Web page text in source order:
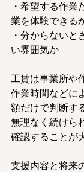
・希望する作業
業を体験できる
・分からないと
い雰囲気か
工賃は事業所や
作業時間などに
額だけで判断す
無理なく続けら
確認することが
支援内容と将来